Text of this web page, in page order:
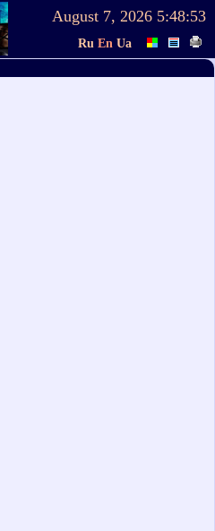
August 7, 2026 5:48:54
Ru En Ua